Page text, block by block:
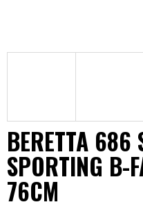
BERETTA 686
SPORTING B-
76CM